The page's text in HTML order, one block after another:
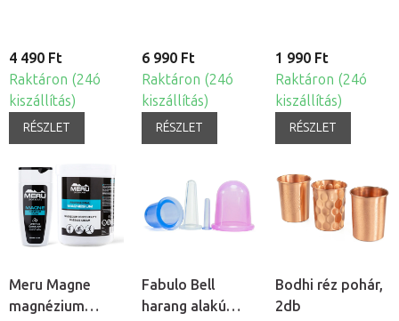
4 490 Ft
Raktáron (24ó
kiszállítás)
RÉSZLET
6 990 Ft
Raktáron (24ó
kiszállítás)
RÉSZLET
1 990 Ft
Raktáron (24ó
kiszállítás)
RÉSZLET
Meru Magne
magnézium
Fabulo Bell
harang alakú
Bodhi réz pohár,
2db